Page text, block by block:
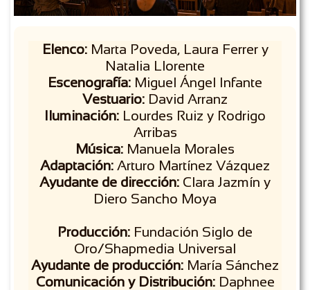
Elenco:Marta Poveda, Laura Ferrer y
Natalia Llorente
Escenografía: Miguel Ángel Infante
Vestuario: David Arranz
Iluminación: Lourdes Ruiz y Rodrigo
Arribas
Música: Manuela Morales
Adaptación: Arturo Martínez Vázquez
Ayudante de dirección: Clara Jazmín y
Diero Sancho Moya
Producción: Fundación Siglo de
Oro/Shapmedia Universal
Ayudante de producción: María Sánchez
Comunicación y Distribución:Daphnee